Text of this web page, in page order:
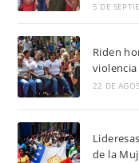
5 DE
Riden
22 DE
de la